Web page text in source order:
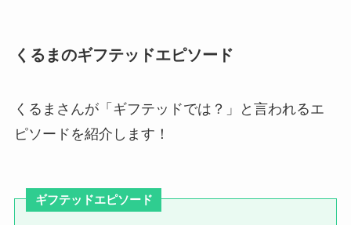
くるまのギフテッドエピソード
くるまさんが「ギフテッドでは？」と言われるエ
ピソードを紹介します！
ギフテッドエピソード